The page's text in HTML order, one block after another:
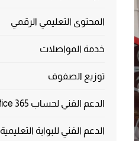
المحتوى التعليمي الرقمي
خدمة المواصلات
توزيع الصفوف
الدعم الفني لحساب Office 365
الدعم الفني للبوابة التعليمية